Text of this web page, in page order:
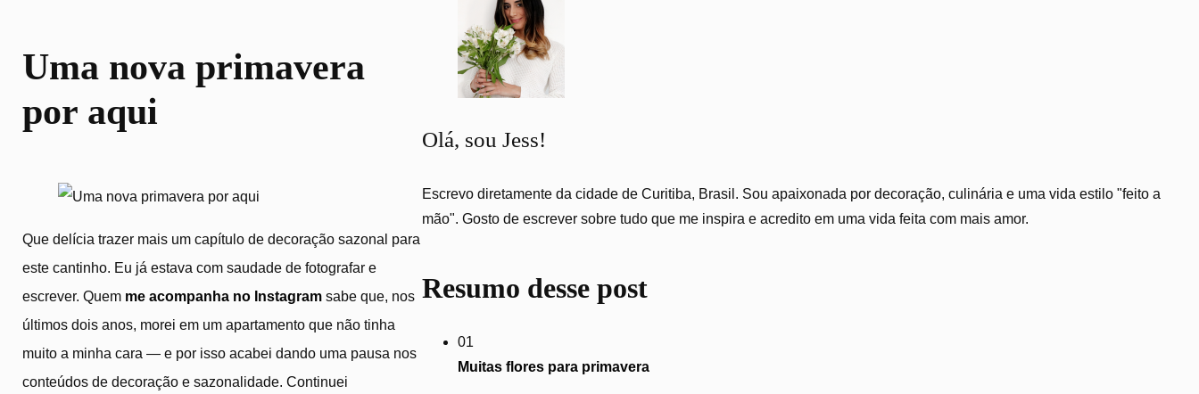
Uma nova primavera
por aqui
Que delícia trazer mais um capítulo de decoração sazonal para
este cantinho. Eu já estava com saudade de fotografar e
escrever. Quem me acompanha no Instagram sabe que, nos
últimos dois anos, morei em um apartamento que não tinha
muito a minha cara — e por isso acabei dando uma pausa nos
conteúdos de decoração e sazonalidade. Continuei
Olá, sou Jess!
Escrevo diretamente da cidade de Curitiba, Brasil. Sou apaixonada por decoração, culinária e uma vida estilo "feito a
mão". Gosto de escrever sobre tudo que me inspira e acredito em uma vida feita com mais amor.
Resumo desse post
01
Muitas flores para primavera